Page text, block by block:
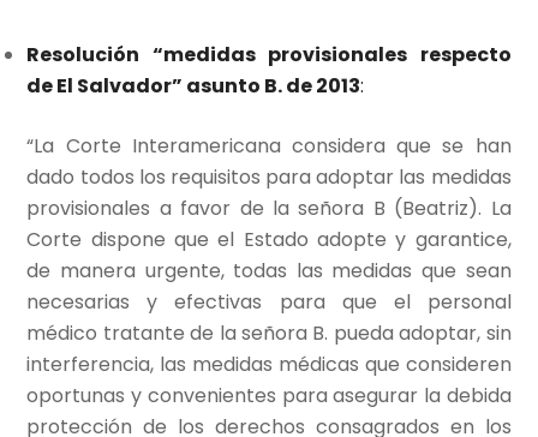
Resolución “medidas provisionales respecto
de El Salvador” asunto B. de 2013:
“La Corte Interamericana considera que se han
dado todos los requisitos para adoptar las medidas
provisionales a favor de la señora B (Beatriz). La
Corte dispone que el Estado adopte y garantice,
de manera urgente, todas las medidas que sean
necesarias y efectivas para que el personal
médico tratante de la señora B. pueda adoptar, sin
interferencia, las medidas médicas que consideren
oportunas y convenientes para asegurar la debida
protección de los derechos consagrados en los